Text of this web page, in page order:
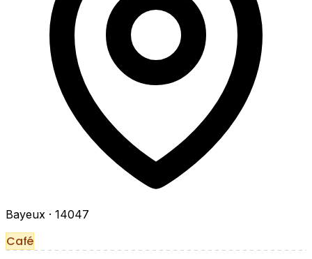
Bayeux · 14047
Café